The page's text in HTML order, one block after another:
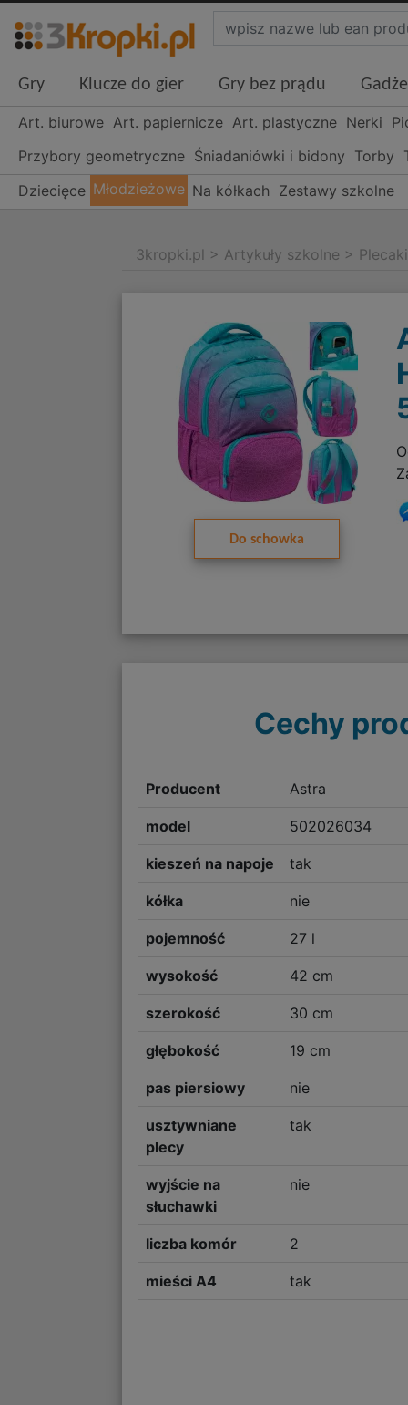
Gry Klucze do gier Gry bez prądu
Art. biurowe Art. papiernicze Art. plastyczne Nerki
Przybory geometryczne Śniadaniówki i bidony Torby
Dziecięce Młodzieżowe Na kółkach Zestawy szkolne
3kropki.pl > Artykuły szkolne >
Do schowka
Cechy
Producent Astra
model 502026034
kieszeń na napoje tak
kółka nie
pojemność 27 l
wysokość 42 cm
szerokość 30 cm
głębokość 19 cm
pas piersiowy nie
usztywniane
plecy
tak
wyjście na
słuchawki
nie
liczba komór 2
mieści A4 tak